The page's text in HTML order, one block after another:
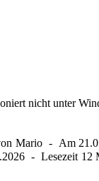
nicht unter
Mario Am
Lesezeit 12